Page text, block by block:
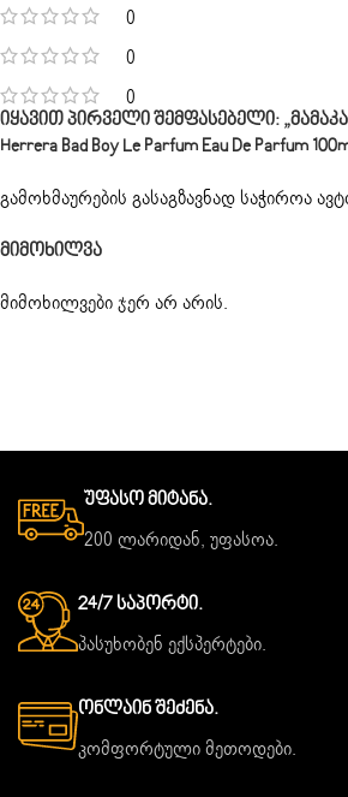
0
0
0
Მიმოხილვა
მიმოხილვები ჯერ არ არის.
Იყავით Პირველი Შემფასებელი:
Herrera Bad Boy Le Parfum Eau De Parfum
გამოხმაურების გასაგზავნად საჭიროა
Უფასო Მიტანა.
200 ლარიდან, უფასოა.
24/7 Საპორტი.
პასუხობენ ექსპერტები.
Ონლაინ Შეძენა.
კომფორტული მეთოდები.